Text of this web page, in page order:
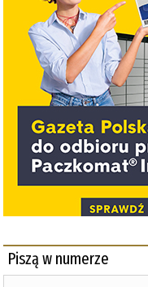
Piszą w numerze